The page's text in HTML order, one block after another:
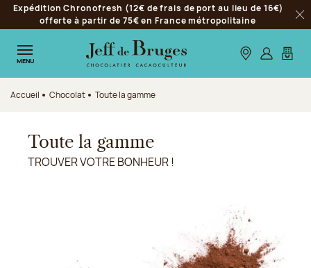
Aller à la navigation
Aller au contenu principal
Aller au pied de page
Expédition Chronofresh (12€ de frais de port au lieu de 16€)
offerte à partir de 75€ en France métropolitaine
MENU Nos boutiques
S’identifier
Mon
Accueil Chocolat Toute la gamme
Toute la gamme
TROUVER VOTRE BONHEUR !